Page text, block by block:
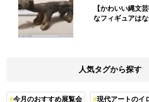
【かわいい縄文
なフィギュアは
人気タグから探す
今月のおすすめ展覧会 現代アートのイ